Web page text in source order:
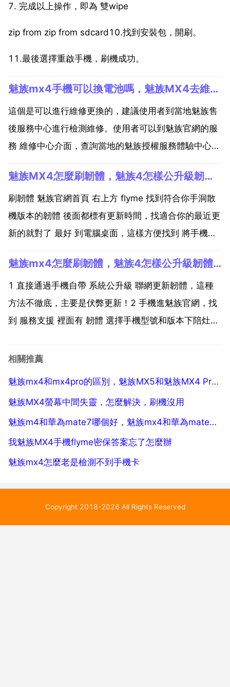
7. 完成以上操作，即為 雙wipe
zip from zip from sdcard10.找到安裝包，開刷。
11.最後選擇重啟手機，刷機成功。
魅族mx4手機可以換電池嗎，魅族MX4去維修點換電池需要清楚手機資料嗎？
這個是可以進行維修更換的，建議使用者到當地魅族售
後服務中心進行檢測維修。使用者可以到魅族官網的服
務 維修中心介面，查詢當地的魅族授權服務體驗中心，
服務體驗中心都是支援兩小時快修的 魅族mx4手機可以
換電池，但是需要用到螺絲刀卸下後殼和電池擋板，因
為魅...
魅族MX4怎麼刷韌體，魅族4怎樣公升級韌體？
刷韌體 魅族官網首頁 右上方 flyme 找到符合你手洞散
機版本的韌體 後面都標有更新時間，找適合你的最近更
新的就對了 最好 到電腦桌面，這樣方便找到 將手機與
現 已作為 裝置連線 提示，此時雙擊電腦 計算機 在 便
攜裝置 下方會出現 mx4 在電腦...
魅族mx4怎麼刷韌體，魅族4怎樣公升級韌體？
1 直接通過手機自帶 系統公升級 聯網更新韌體，這種
方法不徹底，主要是伏弊更新！2 手機進魅族官網，找
到 服務支援 裡面有 韌體 選擇手機型號和版本下陪灶載
鍵 音量加鍵蘆廳扮 幾秒，出現系統韌體更新，點選就
相關推薦
魅族mx4和mx4pro的區別，魅族MX5和魅族MX4 Pro哪個好
魅族MX4螢幕中間失靈，怎麼解決，刷機沒用
魅族m4和華為mate7哪個好，魅族mx4和華為mate7哪個好
我魅族MX4手機flyme密保答案忘了怎麼辦
魅族mx4怎麼老是檢測不到手機卡
Copyright 2018-2026 All Rights Reserved